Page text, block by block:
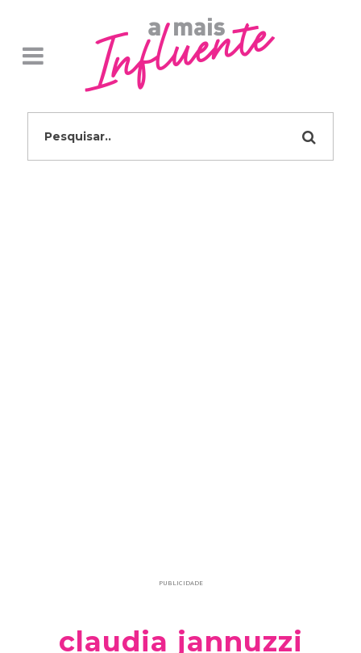
PUBLICIDADE
claudia jannuzzi